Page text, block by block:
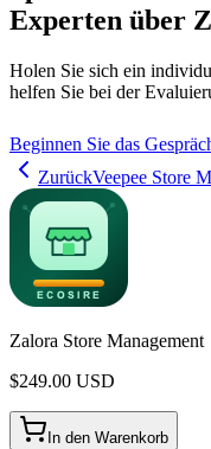
Experten über
Holen Sie sich ein
helfen Sie bei der
Beginnen Sie das
ZurückVeepee Store
Zalora Store Management
$249.00 USD
In den Warenkorb